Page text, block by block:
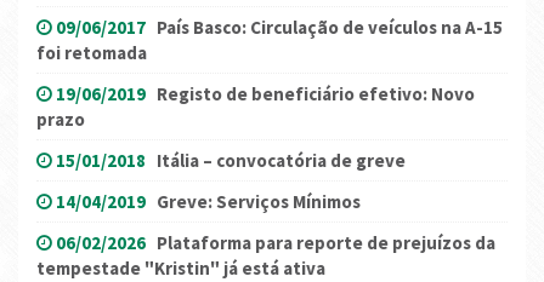
09/06/2017 País Basco: Circulação de veículos na A-15
foi retomada
19/06/2019 Registo de beneficiário efetivo: Novo
prazo
15/01/2018 Itália – convocatória de greve
14/04/2019 Greve: Serviços Mínimos
06/02/2026 Plataforma para reporte de prejuízos da
tempestade "Kristin" já está ativa